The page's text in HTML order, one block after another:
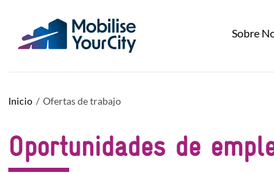
Sobre
Inicio Ofertas de trabajo
Oportunidades de